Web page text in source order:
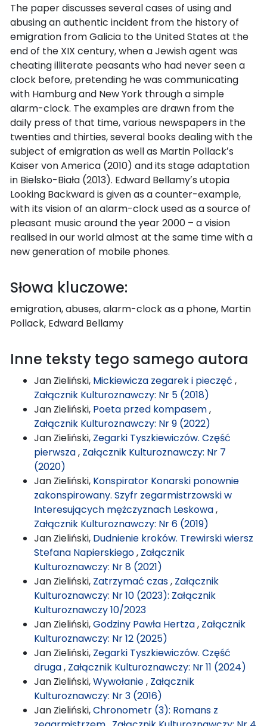
The paper discusses several cases of using and
abusing an authentic incident from the history of
emigration from Galicia to the United States at the
end of the XIX century, when a Jewish agent was
cheating illiterate peasants who had never seen a
clock before, pretending he was communicating
with Hamburg and New York through a simple
alarm-clock. The examples are drawn from the
daily press of that time, various newspapers in the
twenties and thirties, several books dealing with the
subject of emigration as well as Martin Pollackʼs
Kaiser von America (2010) and its stage adaptation
in Bielsko-Biała (2013). Edward Bellamyʼs utopia
Looking Backward is given as a counter-example,
with its vision of an alarm-clock used as a source of
pleasant music around the year 2000 – a vision
realised in our world almost at the same time with a
new generation of mobile phones.
Słowa kluczowe:
emigration, abuses, alarm-clock as a phone, Martin
Pollack, Edward Bellamy
Inne teksty tego samego autora
Jan Zieliński, Mickiewicza zegarek i pieczęć ,
Załącznik Kulturoznawczy: Nr 5 (2018)
Jan Zieliński, Poeta przed kompasem,
Załącznik Kulturoznawczy: Nr 9 (2022)
Jan Zieliński, Zegarki Tyszkiewiczów. Część
pierwsza, Załącznik Kulturoznawczy: Nr 7
(2020)
Jan Zieliński, Konspirator Konarski ponownie
zakonspirowany. Szyfr zegarmistrzowski w
Interesujących mężczyznach Leskowa,
Załącznik Kulturoznawczy: Nr 6 (2019)
Jan Zieliński, Dudnienie kroków. Trewirski wiersz
Stefana Napierskiego, Załącznik
Kulturoznawczy: Nr 8 (2021)
Jan Zieliński, Zatrzymać czas, Załącznik
Kulturoznawczy: Nr 10 (2023): Załącznik
Kulturoznawczy 10/2023
Jan Zieliński,Godziny Pawła Hertza, Załącznik
Kulturoznawczy: Nr 12 (2025)
Jan Zieliński, Zegarki Tyszkiewiczów. Część
druga, Załącznik Kulturoznawczy: Nr 11 (2024)
Jan Zieliński,Wywołanie, Załącznik
Kulturoznawczy: Nr 3 (2016)
Jan Zieliński,Chronometr (3): Romans z